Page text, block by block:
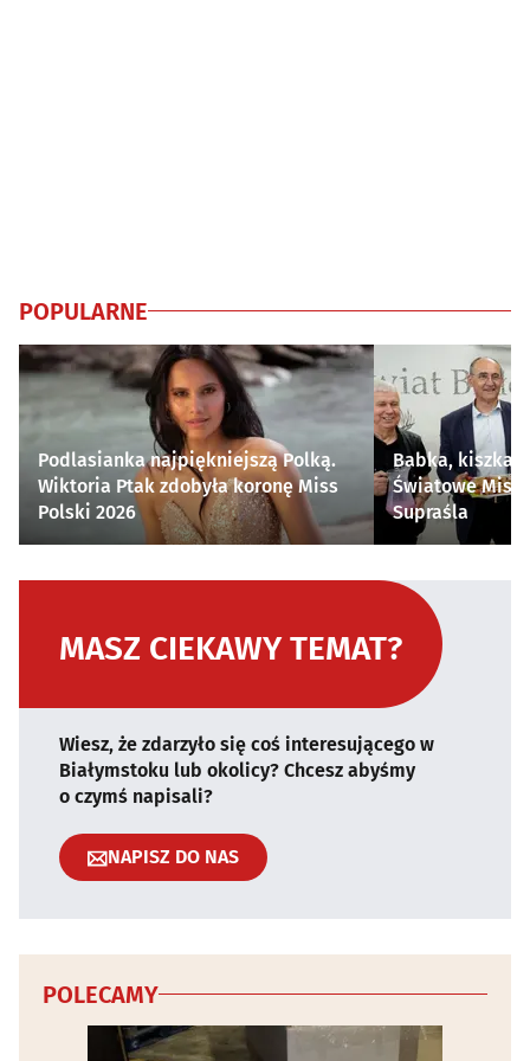
POPULARNE
Podlasianka najpiękniejszą Polką.
Wiktoria Ptak zdobyła koronę Miss
Polski 2026
Babka, kiszka i
Światowe
Supraśla
MASZ CIEKAWY TEMAT?
Wiesz, że zdarzyło się coś interesującego w
Białymstoku lub okolicy? Chcesz abyśmy
o czymś napisali?
NAPISZ DO NAS
POLECAMY